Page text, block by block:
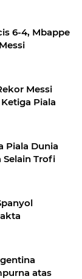
6-4, Mbappe
Messi
Piala
Piala Dunia
Selain Trofi
atas